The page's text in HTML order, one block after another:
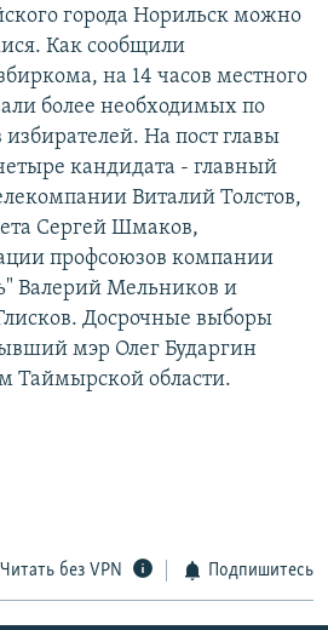
города Норильск можно
Как сообщили
на 14 часов местного
более необходимых по
избирателей. На пост главы
кандидата - главный
Виталий Толстов,
Сергей Шмаков,
профсоюзов компании
Валерий Мельников и
Досрочные выборы
мэр Олег Бударгин
Таймырской области.
Читать без VPN Подпишитесь